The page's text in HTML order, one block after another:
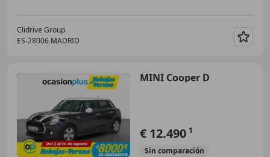
Clidrive Group
ES-28006 MADRID
MINI Cooper D
€ 12.490 1
Sin comparación